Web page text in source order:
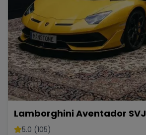
Tesla Chevrolet
Bentley Rolls Royce
Bugatti Lotus
Lamborghini Aventador SVJ
Coupé 01 di 900 Mieten
5.0 (105)